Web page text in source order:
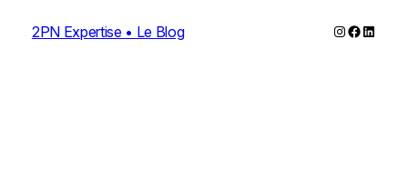
2PN Expertise • Le Blog Instagram